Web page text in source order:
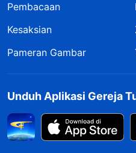
Pembacaan
Kesaksian
Pameran Gambar
Unduh Aplikasi Gereja